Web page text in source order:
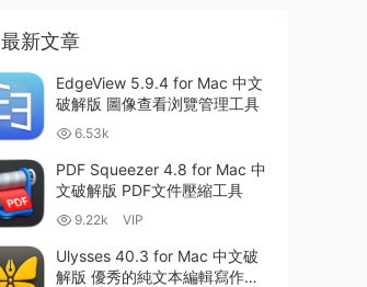
最新文章
EdgeView 5.9.4 for Mac 中文
破解版 圖像查看浏覽管理工具
6.53k
PDF Squeezer 4.8 for Mac 中
文破解版 PDF文件壓縮工具
9.22k VIP
Ulysses 40.3 for Mac 中文破
解版 優秀的純文本編輯寫作軟